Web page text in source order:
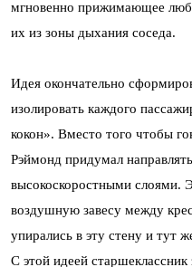
мгновенно прижимающее
их из зоны дыхания соседа.
Идея окончательно
изолировать каждого
кокон». Вместо того чтобы
Рэймонд придумал
высокоскоростными слоями.
воздушную завесу между
упирались в эту стену и тут
С этой идеей старшеклассник